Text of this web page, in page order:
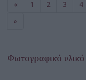
« 1 2 3 4
»
Φωτογραφικό υλικό